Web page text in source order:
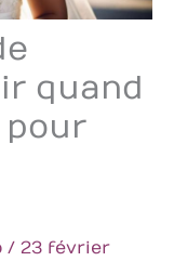
quand
pour
/ 23 février